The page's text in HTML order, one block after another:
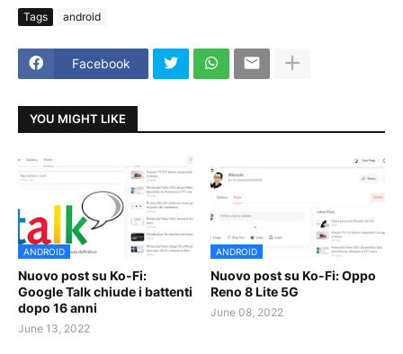
Tags android
Facebook
YOU MIGHT LIKE
ANDROID
Nuovo post su Ko-Fi:
Google Talk chiude i battenti
dopo 16 anni
June 13, 2022
ANDROID
Nuovo post su Ko-Fi: Oppo
Reno 8 Lite 5G
June 08, 2022